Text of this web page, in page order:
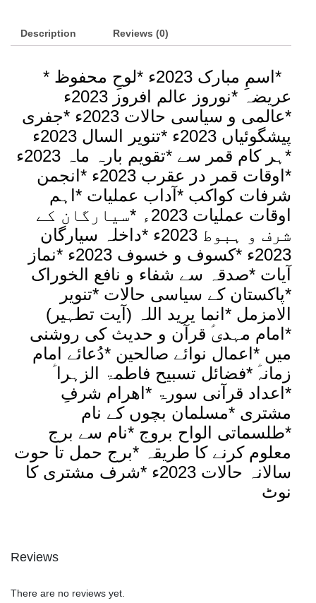
جنتری
2023)
Description Reviews (0)
*اسمِ مبارک 2023ء *لوحِ محفوظ *
عریضہ *نوروز عالم افروز 2023ء
*عالمی و سیاسی حالات 2023ء *جفری
پیشگوئیاں 2023ء *تنویر السال 2023ء
*ہر کام قمر سے *تقویم بارہ ماہ 2023ء
*اوقات قمر در عقرب 2023ء *انجمن
شرفات کواکب *آداب عملیات *اہم
اوقات عملیات 2023ء *سیارگان کے
شرف و ہبوط 2023ء *داخلہ سیارگان
2023ء *کسوف و خسوف 2023ء *نماز
آیات *صدقہ سے شفاء و نافع الخوراک
*پاکستان کے سیاسی حالات *تنویر
الامزمل *انما یرید اللہ (آیت تطہیر)
*امام مہدیؑ قرآن و حدیث کی روشنی
میں *اعمال نوائے صالحین *دُعائے امام
زمانہؑ *فضائل تسبیح فاطمۃ الزہرا ؑ
*اعداد قرآنی سورۃ *اھرام شرفِ
مشتری *مسلمان بچوں کے نام
*طلسماتی الواح بروج *نام سے برج
معلوم کرنے کا طریقہ *برج حمل تا حوت
سالانہ حالات 2023ء *شرف مشتری کا
نوٹ
Reviews
There are no reviews yet.